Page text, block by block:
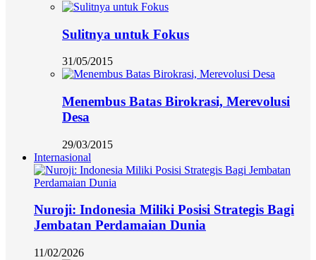
Sulitnya untuk Fokus
31/05/2015
Menembus Batas Birokrasi, Merevolusi
Desa
29/03/2015
Internasional
Nuroji: Indonesia Miliki Posisi Strategis Bagi
Jembatan Perdamaian Dunia
11/02/2026